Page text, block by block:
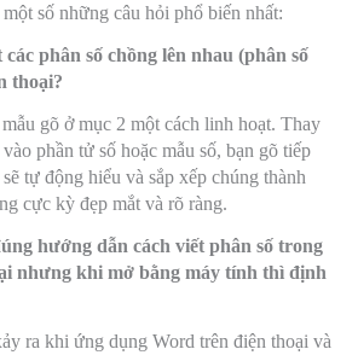
số những câu hỏi phổ biến nhất:
phân số chồng lên nhau (phân số
thoại?
gõ ở mục 2 một cách linh hoạt. Thay
phần tử số hoặc mẫu số, bạn gõ tiếp
tự động hiểu và sắp xếp chúng thành
cực kỳ đẹp mắt và rõ ràng.
hướng dẫn cách viết phân số trong
nhưng khi mở bằng máy tính thì định
ra khi ứng dụng Word trên điện thoại và